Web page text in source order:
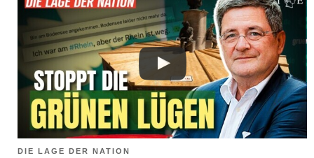
DIE LAGE DER NATION